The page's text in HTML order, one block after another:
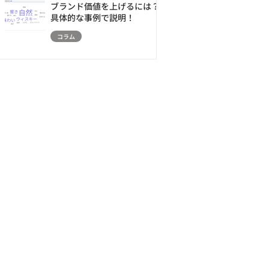
ブランド価値を上げるには？
具体的な事例で説明！
コラム